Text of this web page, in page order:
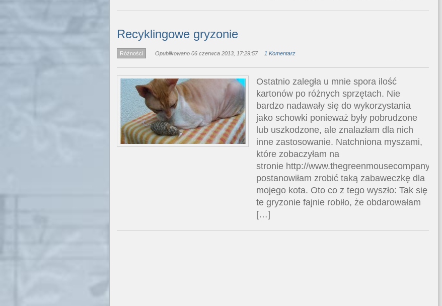
Recyklingowe gryzonie
Różności Opublikowano 06 czerwca 2013, 17:29:57 1 Komentarz
Ostatnio zaległa u mnie spora ilość
kartonów po różnych sprzętach. Nie
bardzo nadawały się do wykorzystania
jako schowki ponieważ były pobrudzone
lub uszkodzone, ale znalazłam dla nich
inne zastosowanie. Natchniona myszami,
które zobaczyłam na
stronie http://
postanowiłam zrobić taką zabaweczkę dla
mojego kota. Oto co z tego wyszło: Tak się
te gryzonie fajnie robiło, że obdarowałam
[…]